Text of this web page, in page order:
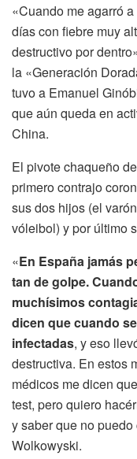
«Cuando me agarró
días con fiebre muy
destructivo por
la «Generación
tuvo a Emanuel
que aún queda en
China.
El pivote chaqueño
primero contrajo
sus dos hijos (el
vóleibol) y por último
«En España jamás
tan de golpe.
muchísimos
dicen que cuando
infectadas, y eso
destructiva. En estos
médicos me dicen
test, pero quiero
y saber que no
Wolkowyski.